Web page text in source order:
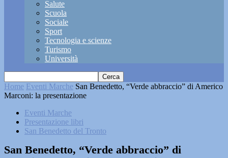
Salute
Scuola
Sociale
Sport
Tecnologia e scienze
Turismo
Università
Home Eventi Marche San Benedetto, “Verde abbraccio” di Americo
Marconi: la presentazione
Eventi Marche
Presentazione libri
San Benedetto del Tronto
San Benedetto, “Verde abbraccio” di